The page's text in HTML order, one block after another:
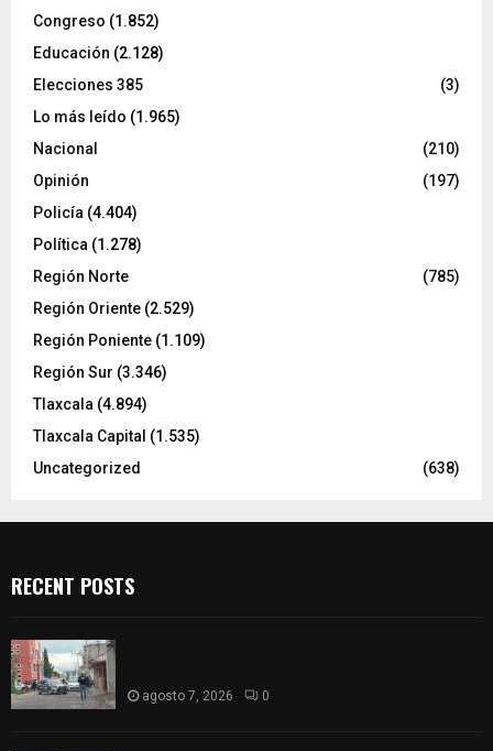
Congreso (1.852)
Educación (2.128)
Elecciones 385
(3)
Lo más leído (1.965)
Nacional
(210)
Opinión
(197)
Policía (4.404)
Política (1.278)
Región Norte
(785)
Región Oriente (2.529)
Región Poniente (1.109)
Región Sur (3.346)
Tlaxcala (4.894)
Tlaxcala Capital (1.535)
Uncategorized
(638)
RECENT POSTS
agosto 7, 2026 0